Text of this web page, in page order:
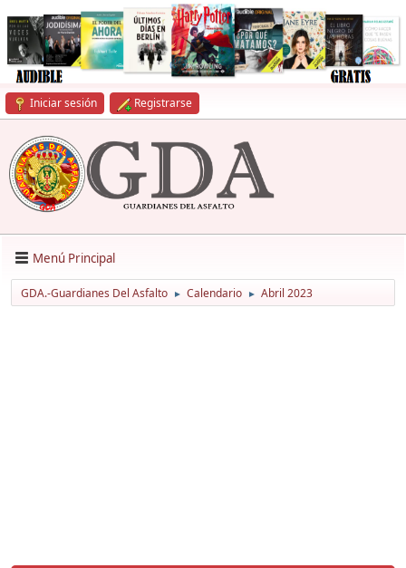
Iniciar sesión Registrarse
Menú Principal
GDA.-Guardianes Del Asfalto ► Calendario ► Abril 2023